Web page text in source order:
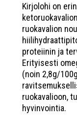
Kirjolohi on
ruokavalion
proteiinin ja
Erityisesti
(noin 2,8g/
ruokavalioon,
hyvinvointia.